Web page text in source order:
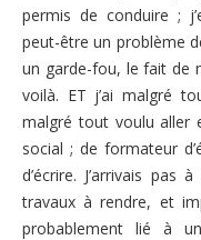
permis de conduire ;
peut-être un problème
un garde-fou, le fait de
voilà. ET j’ai malgré
malgré tout voulu aller
social ; de formateur
d’écrire. J’arrivais
travaux à rendre, et
probablement lié à